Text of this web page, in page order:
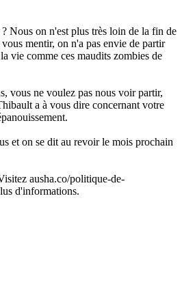
Nous on n'est plus très loin de la fin de
mentir, on n'a pas envie de partir
vie comme ces maudits zombies de
vous ne voulez pas nous voir partir,
a à vous dire concernant votre
et on se dit au revoir le mois prochain
ausha.co/politique-de-
d'informations.